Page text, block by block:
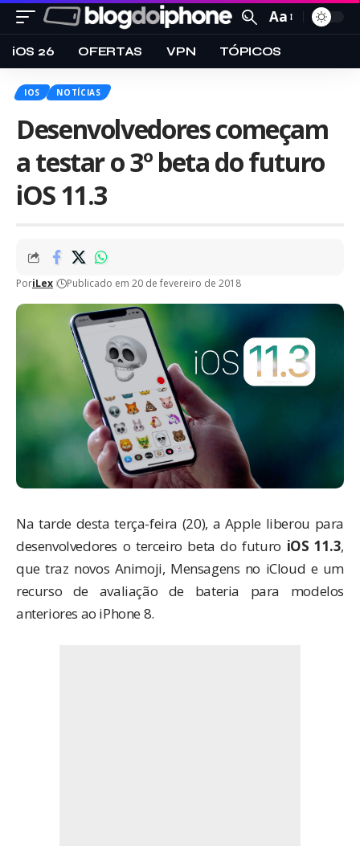
Aa
iOS 26 OFERTAS VPN TÓPICOS
IOS NOTÍCIAS
Desenvolvedores começam
a testar o 3º beta do futuro
iOS 11.3
PoriLex Publicado em 20 de fevereiro de 2018
Na tarde desta terça-feira (20), a Apple liberou para
desenvolvedores o terceiro beta do futuro iOS 11.3,
que traz novos Animoji, Mensagens no iCloud e um
recurso de avaliação de bateria para modelos
anteriores ao iPhone 8.